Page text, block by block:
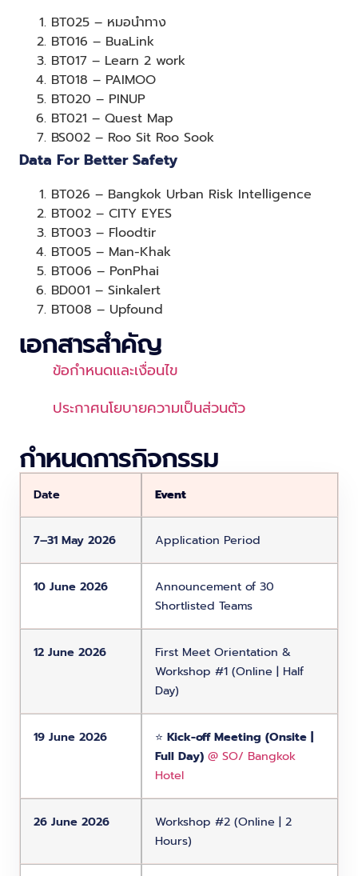
BT025 – หมอนำทาง
BT016 – BuaLink
BT017 – Learn 2 work
BT018 – PAIMOO
BT020 – PINUP
BT021 – Quest Map
BS002 – Roo Sit Roo Sook
Data For Better Safety
BT026 – Bangkok Urban Risk Intelligence
BT002 – CITY EYES
BT003 – Floodtir
BT005 – Man-Khak
BT006 – PonPhai
BD001 – Sinkalert
BT008 – Upfound
เอกสารสำคัญ
ข้อกำหนดและเงื่อนไข
ประกาศนโยบายความเป็นส่วนตัว
กำหนดการกิจกรรม
Date Event
7–31 May 2026 Application Period
10 June 2026
Announcement of 30
Shortlisted Teams
12 June 2026
First Meet Orientation &
Workshop #1 (Online | Half
Day)
19 June 2026 ⭐️ Kick-off Meeting (Onsite |
Full Day) @ SO/ Bangkok
Hotel
26 June 2026
Workshop #2 (Online | 2
Hours)